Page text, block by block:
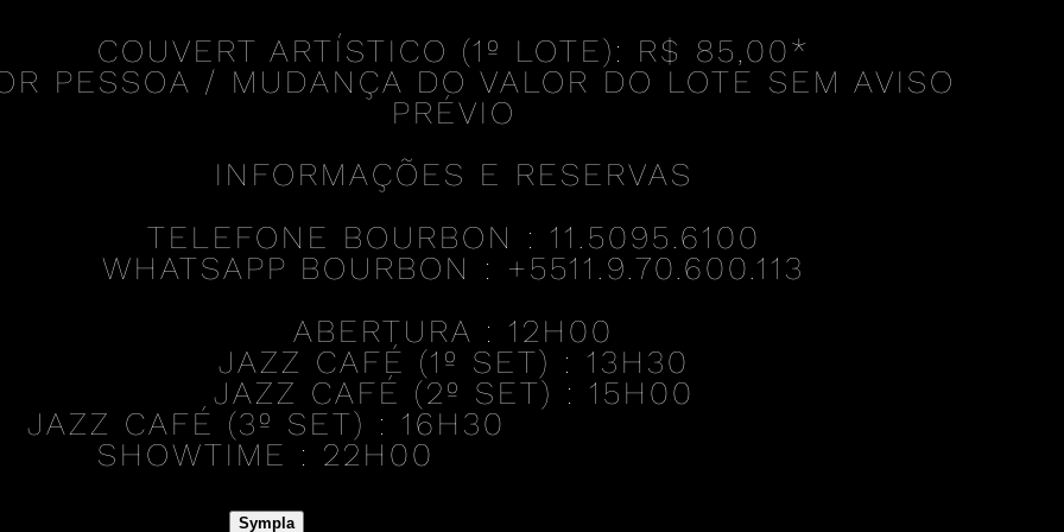
COUVERT ARTÍSTICO (1º LOTE): R$ 85,00*
PESSOA / MUDANÇA DO VALOR DO LOTE SEM AVISO
PRÉVIO
INFORMAÇÕES E RESERVAS
TELEFONE BOURBON : 11.5095.6100
WHATSAPP BOURBON : +5511.9.70.600.113
ABERTURA : 12H00
JAZZ CAFÉ (1º SET) : 13H30
JAZZ CAFÉ (2º SET) : 15H00
JAZZ CAFÉ (3º SET) : 16H30
SHOWTIME : 22H00
Sympla